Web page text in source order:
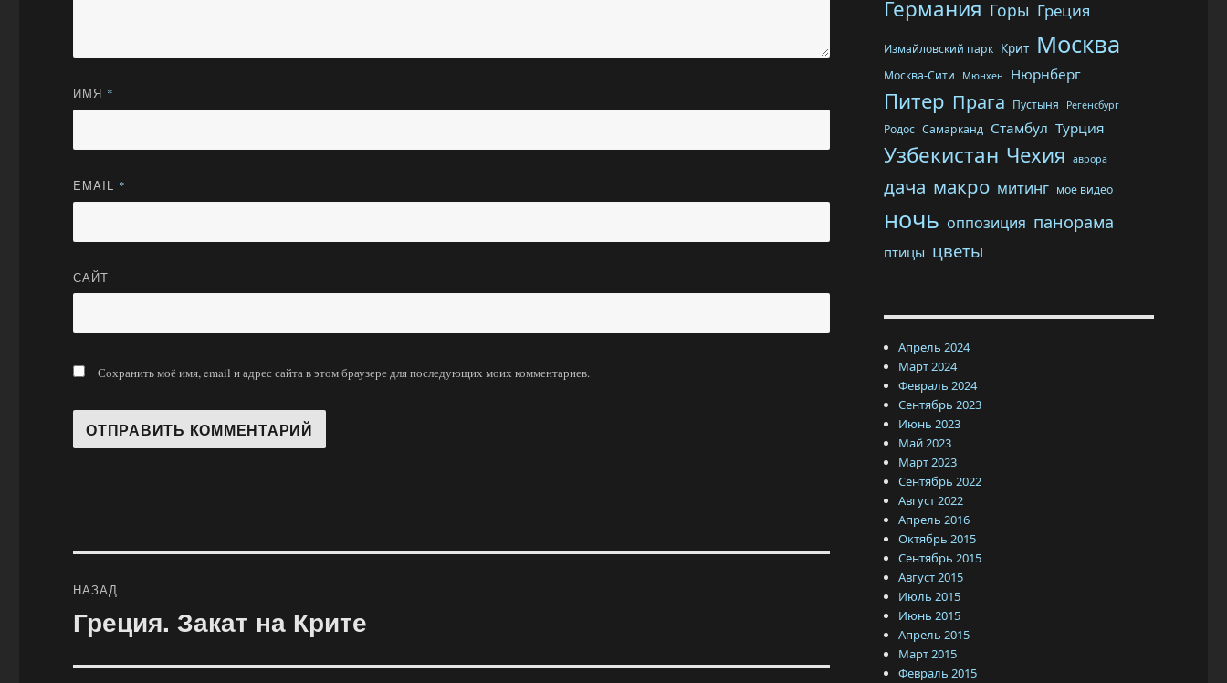
ИМЯ *
EMAIL *
САЙТ
Сохранить моё имя, email и адрес сайта в этом браузере для последующих моих комментариев.
по
НАЗАД
Предыдущая
запись:
Греция. Закат на Крите
Германия Горы Греция
Измайловский парк Крит Москва
Москва-Сити Мюнхен Нюрнберг
Питер Прага Пустыня Регенсбург
Родос Самарканд Стамбул Турция
Узбекистан Чехия аврора
дача макро митинг мое видео
ночь оппозиция панорама
птицы цветы
Апрель 2024
Март 2024
Февраль 2024
Сентябрь 2023
Июнь 2023
Май 2023
Март 2023
Сентябрь 2022
Август 2022
Апрель 2016
Октябрь 2015
Сентябрь 2015
Август 2015
Июль 2015
Июнь 2015
Апрель 2015
Март 2015
Февраль 2015